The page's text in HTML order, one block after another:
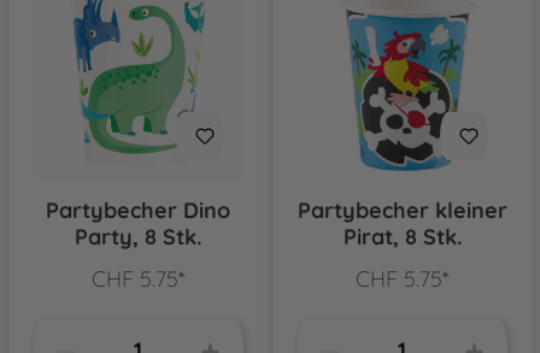
Partybecher Dino
Party, 8 Stk.
CHF 5.75*
Partybecher kleiner
Pirat, 8 Stk.
CHF 5.75*